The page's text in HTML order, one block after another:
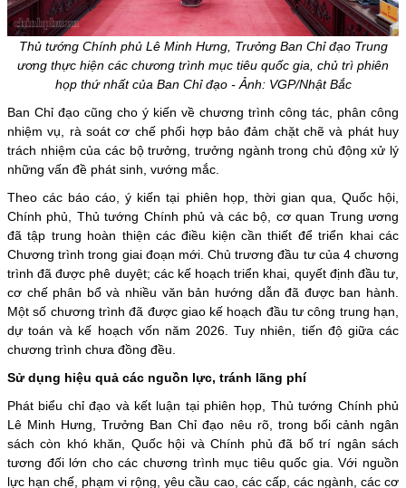
Thủ tướng Chính phủ Lê Minh Hưng, Trưởng Ban Chỉ đạo Trung
ương thực hiện các chương trình mục tiêu quốc gia, chủ trì phiên
họp thứ nhất của Ban Chỉ đạo - Ảnh: VGP/Nhật Bắc
Ban Chỉ đạo cũng cho ý kiến về chương trình công tác, phân công
nhiệm vụ, rà soát cơ chế phối hợp bảo đảm chặt chẽ và phát huy
trách nhiệm của các bộ trưởng, trưởng ngành trong chủ động xử lý
những vấn đề phát sinh, vướng mắc.
Theo các báo cáo, ý kiến tại phiên họp, thời gian qua, Quốc hội,
Chính phủ , Thủ tướng Chính phủ và các bộ, cơ quan Trung ương
đã tập trung hoàn thiện các điều kiện cần thiết để triển khai các
Chương trình trong giai đoạn mới. Chủ trương đầu tư của 4 chương
trình đã được phê duyệt; các kế hoạch triển khai, quyết định đầu tư,
cơ chế phân bổ và nhiều văn bản hướng dẫn đã được ban hành.
Một số chương trình đã được giao kế hoạch đầu tư công trung hạn,
dự toán và kế hoạch vốn năm 2026. Tuy nhiên, tiến độ giữa các
chương trình chưa đồng đều.
Sử dụng hiệu quả các nguồn lực, tránh lãng phí
Phát biểu chỉ đạo và kết luận tại phiên họp, Thủ tướng Chính phủ
Lê Minh Hưng, Trưởng Ban Chỉ đạo nêu rõ, trong bối cảnh ngân
sách còn khó khăn, Quốc hội và Chính phủ đã bố trí ngân sách
tương đối lớn cho các chương trình mục tiêu quốc gia. Với nguồn
lực hạn chế, phạm vi rộng, yêu cầu cao, các cấp, các ngành, các cơ